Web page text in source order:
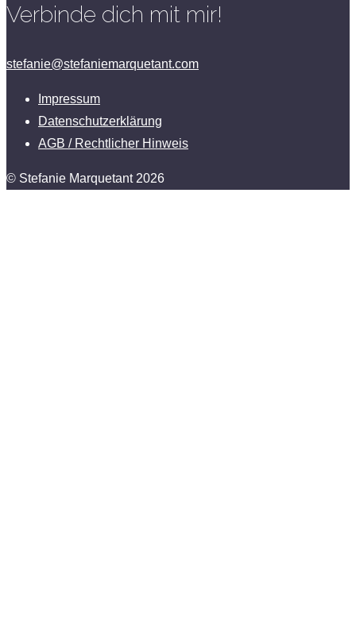
Verbinde dich mit mir!
stefanie@stefaniemarquetant.com
Impressum
Datenschutzerklärung
AGB / Rechtlicher Hinweis
© Stefanie Marquetant 2026